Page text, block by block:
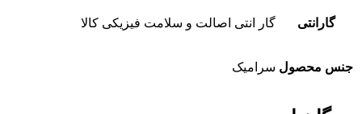
گارانتی گار انتی اصالت و سلامت فیزیکی کالا
جنس محصول سرامیک